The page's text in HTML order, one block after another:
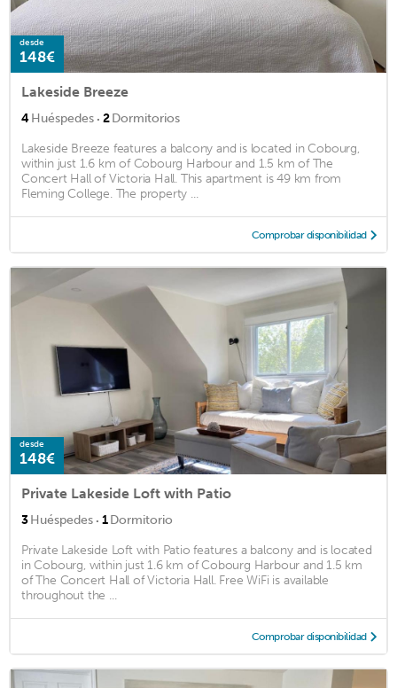
desde
148€
Lakeside Breeze
4Huéspedes · 2Dormitorios
Lakeside Breeze features a balcony and is located in Cobourg,
within just 1.6 km of Cobourg Harbour and 1.5 km of The
Concert Hall of Victoria Hall. This apartment is 49 km from
Fleming College. The property ...
Comprobar disponibilidad
desde
148€
Private Lakeside Loft with Patio
3Huéspedes · 1Dormitorio
Private Lakeside Loft with Patio features a balcony and is located
in Cobourg, within just 1.6 km of Cobourg Harbour and 1.5 km
of The Concert Hall of Victoria Hall. Free WiFi is available
throughout the ...
Comprobar disponibilidad